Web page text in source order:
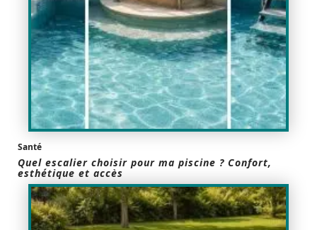
Santé
Quel escalier choisir pour ma piscine ? Confort,
esthétique et accès